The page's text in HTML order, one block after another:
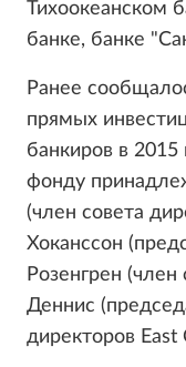
Тихоокеанском
банке, банке
Ранее
прямых
банкиров в
фонду
(член совета
Хоканссон
Розенгрен
Деннис
директоров East